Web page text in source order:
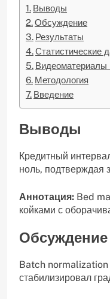
Выводы
Обсуждение
Результаты
Статистические
Видеоматериалы
Методология
Введение
Выводы
Кредитный
ноль, подтверждая
Аннотация: Bed
койками с
Обсуждение
Batch normalization
стабилизировал